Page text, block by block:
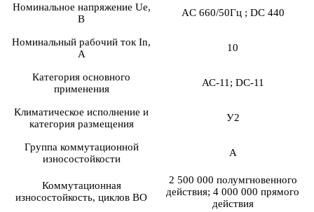
Номинальное напряжение Ue,
В
AC 660/50Гц ; DC 440
Номинальный рабочий ток In,
А
10
Категория основного
применения
АС-11; DC-11
Климатическое исполнение и
категория размещения
У2
Группа коммутационной
износостойкости
А
Коммутационная
износостойкость, циклов ВО
2 500 000 полумгновенного
действия; 4 000 000 прямого
действия